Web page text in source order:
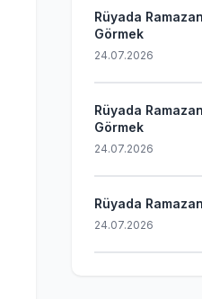
Rüyada
Görmek
24.07.2026
Rüyada
Görmek
24.07.2026
Rüyada
24.07.2026